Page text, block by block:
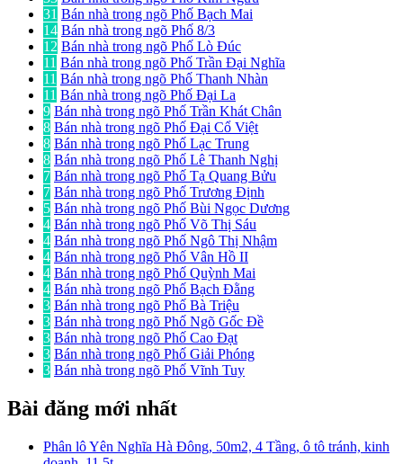
31 Bán nhà trong ngõ Phố Bạch Mai
14 Bán nhà trong ngõ Phố 8/3
12 Bán nhà trong ngõ Phố Lò Đúc
11 Bán nhà trong ngõ Phố Trần Đại Nghĩa
11 Bán nhà trong ngõ Phố Thanh Nhàn
11 Bán nhà trong ngõ Phố Đại La
9 Bán nhà trong ngõ Phố Trần Khát Chân
8 Bán nhà trong ngõ Phố Đại Cổ Việt
8 Bán nhà trong ngõ Phố Lạc Trung
8 Bán nhà trong ngõ Phố Lê Thanh Nghị
7 Bán nhà trong ngõ Phố Tạ Quang Bửu
7 Bán nhà trong ngõ Phố Trương Định
5 Bán nhà trong ngõ Phố Bùi Ngọc Dương
4 Bán nhà trong ngõ Phố Võ Thị Sáu
4 Bán nhà trong ngõ Phố Ngô Thị Nhậm
4 Bán nhà trong ngõ Phố Vân Hồ II
4 Bán nhà trong ngõ Phố Quỳnh Mai
4 Bán nhà trong ngõ Phố Bạch Đằng
3 Bán nhà trong ngõ Phố Bà Triệu
3 Bán nhà trong ngõ Phố Ngõ Gốc Đề
3 Bán nhà trong ngõ Phố Cao Đạt
3 Bán nhà trong ngõ Phố Giải Phóng
3 Bán nhà trong ngõ Phố Vĩnh Tuy
Bài đăng mới nhất
Phân lô Yên Nghĩa Hà Đông, 50m2, 4 Tầng, ô tô tránh, kinh